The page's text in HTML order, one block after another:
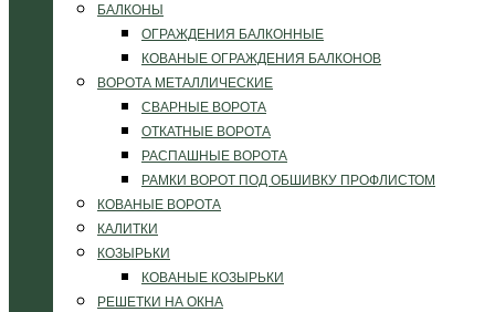
БАЛКОНЫ
ОГРАЖДЕНИЯ БАЛКОННЫЕ
КОВАНЫЕ ОГРАЖДЕНИЯ БАЛКОНОВ
ВОРОТА МЕТАЛЛИЧЕСКИЕ
СВАРНЫЕ ВОРОТА
ОТКАТНЫЕ ВОРОТА
РАСПАШНЫЕ ВОРОТА
РАМКИ ВОРОТ ПОД ОБШИВКУ ПРОФЛИСТОМ
КОВАНЫЕ ВОРОТА
КАЛИТКИ
КОЗЫРЬКИ
КОВАНЫЕ КОЗЫРЬКИ
РЕШЕТКИ НА ОКНА